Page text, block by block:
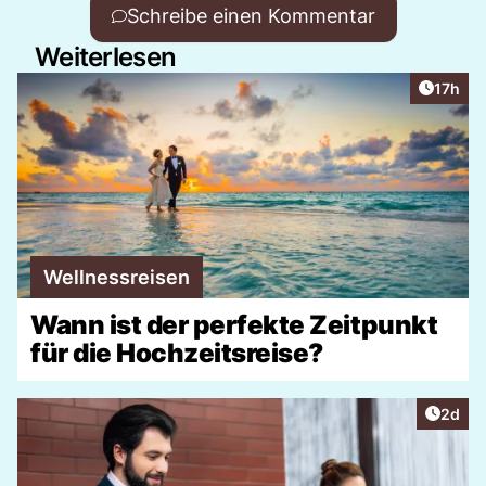
Schreibe einen Kommentar
Weiterlesen
Artikel
17h
Wellnessreisen
Wann ist der perfekte Zeitpunkt
für die Hochzeitsreise?
2d